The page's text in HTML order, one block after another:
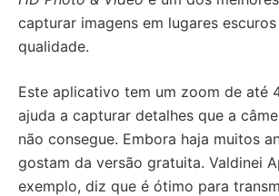
capturar imagens em lugares
qualidade.
Este aplicativo tem um zoom de até
ajuda a capturar detalhes que a
não consegue. Embora haja muitos
gostam da versão gratuita. Valdinei
exemplo, diz que é ótimo para